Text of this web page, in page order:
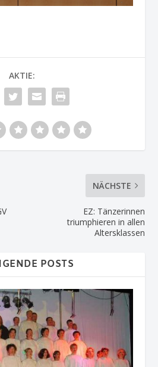
AKTIE:
NÄCHSTE
EZ: Tänzerinnen
triumphieren in allen
Altersklassen
POSTS